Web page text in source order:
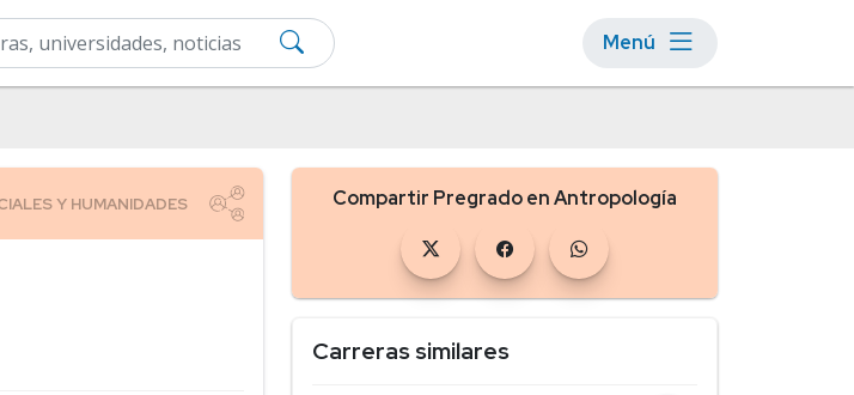
Menú
Compartir Pregrado en Antropología
Carreras similares